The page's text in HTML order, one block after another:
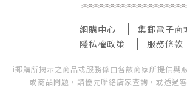
網購中心
集郵電子商
隱私權政策
服務條款
i郵購所揭示之商品或服務係由各該商家所提供與
或商品問題，請優先聯絡店家查詢，或透過